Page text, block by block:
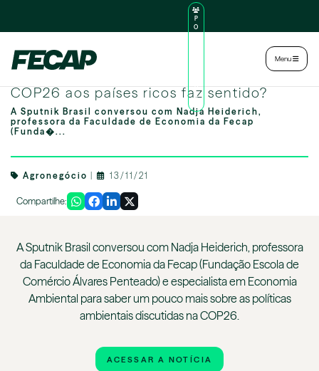
P
O
U
N
Menu
COP26 aos países ricos faz sentido?
A Sputnik Brasil conversou com Nadja Heiderich,
professora da Faculdade de Economia da Fecap
(Funda�...
Agronegócio 13/11/21
Compartilhe:
A Sputnik Brasil conversou com Nadja Heiderich, professora
da Faculdade de Economia da Fecap (Fundação Escola de
Comércio Álvares Penteado) e especialista em Economia
Ambiental para saber um pouco mais sobre as políticas
ambientais discutidas na COP26.
ACESSAR A NOTÍCIA